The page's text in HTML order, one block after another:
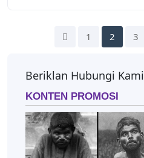
1 2 3
Beriklan Hubungi Kami